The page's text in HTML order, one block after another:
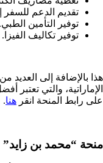
تقديم الدعم للسفر
توفير التأمين الطبي.
توفير تكاليف الفيزا.
هذا بالإضافة إلى العديد
الإماراتية، والتي
على رابط المنحة انقر هنا.
منحة “محمد بن زايد”